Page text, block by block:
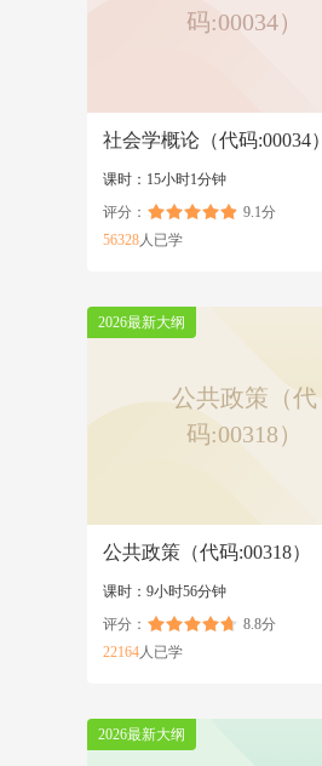
码:00034）
社会学概论（代码:00034）
课时：15小时1分钟
评分：
9.1分
56328人已学
2026最新大纲
公共政策（代
码:00318）
公共政策（代码:00318）
课时：9小时56分钟
评分：
8.8分
22164人已学
2026最新大纲